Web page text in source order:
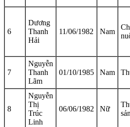
6
Dương
Thanh
Hải
11/06/1982 Nam
7
Nguyễn
Thanh
Lãm
01/10/1985 Nam
8
Nguyễn
Thị
Trúc
Linh
06/06/1982 Nữ
sản